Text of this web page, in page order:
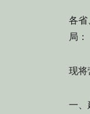
各省
局：
现将
一、